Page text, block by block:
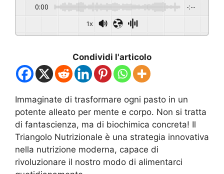
0:00 -:--
1x
Condividi l'articolo
Immaginate di trasformare ogni pasto in un
potente alleato per mente e corpo. Non si tratta
di fantascienza, ma di biochimica concreta! Il
Triangolo Nutrizionale è una strategia innovativa
nella nutrizione moderna, capace di
rivoluzionare il nostro modo di alimentarci